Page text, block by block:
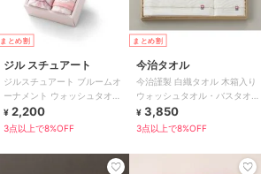
まとめ割
ジル スチュアート
ジルスチュアート ブルームオ
ーナメント ウォッシュタオ
ル・フェイスタオル各1枚入り
¥ 2,200
3点以上で8%OFF
まとめ割
今治タオル
今治謹製 白織タオル 木箱入り
ウォッシュタオル・バスタオル
各1枚入り SR23035
¥ 3,850
3点以上で8%OFF